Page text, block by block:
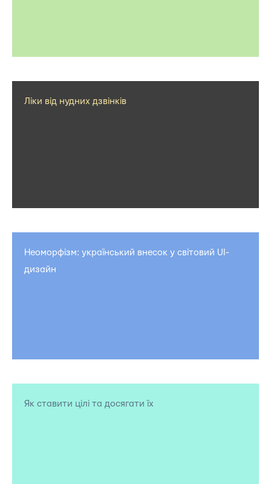
Ліки від нудних дзвінків
Неоморфізм: український внесок у світовий UI-
дизайн
Як ставити цілі та досягати їх